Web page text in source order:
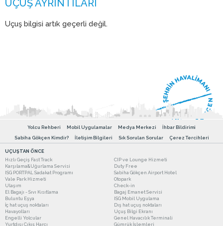
Uçuş bilgisi artık geçerli değil.
Yolcu Rehberi Mobil Uygulamalar Medya Merkezi
İhbar Bildirimi
Sabiha Gökçen Kimdir?
İletişim Bilgileri Sık Sorulan Sorular Çerez Tercihleri
UÇUŞTAN ÖNCE
Hızlı Geçiş Fast Track
CIP ve Lounge Hizmeti
Karşılama&Uğurlama Servisi
Duty Free
ISG PORTPAL Sadakat Programı
Sabiha Gökçen Airport Hotel
Vale Park Hizmeti
Otopark
Ulaşım
Check-in
El Bagajı - Sıvı Kısıtlama
Bagaj Emanet Servisi
Buluntu Eşya
ISG Mobil Uygulama
İç hat uçuş noktaları
Dış hat uçuş noktaları
Havayolları
Uçuş Bilgi Ekranı
Engelli Yolcular
Genel Havacılık Terminali
Yurtdışı Çıkış Harcı
Gümrük İşlemleri